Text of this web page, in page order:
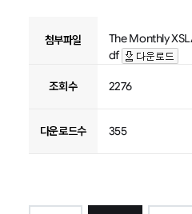
첨부파일
The Monthly
df
조회수 2276
다운로드수 355